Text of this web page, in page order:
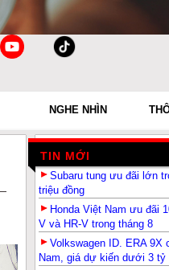
NGHE NHÌN
TIN MỚI
Subaru tung ưu đãi lớn
triệu đồng
Honda Việt Nam ưu đãi
V và HR-V trong tháng 8
Volkswagen ID. ERA
Nam, giá dự kiến dưới 3 tỷ